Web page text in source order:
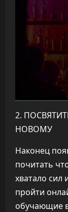
2.
НОВОМУ
Наконец
почитать
хватало сил
пройти
обучающие